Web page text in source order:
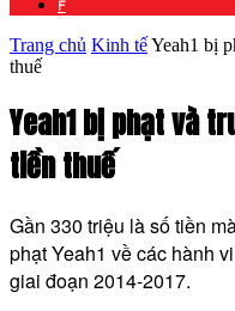
F
Trang chủ Kinh tếYeah1 bị
thuế
Yeah1 bị phạt và
tiền thuế
Gần 330 triệu là số tiền
phạt Yeah1 về các hành
giai đoạn 2014-2017.